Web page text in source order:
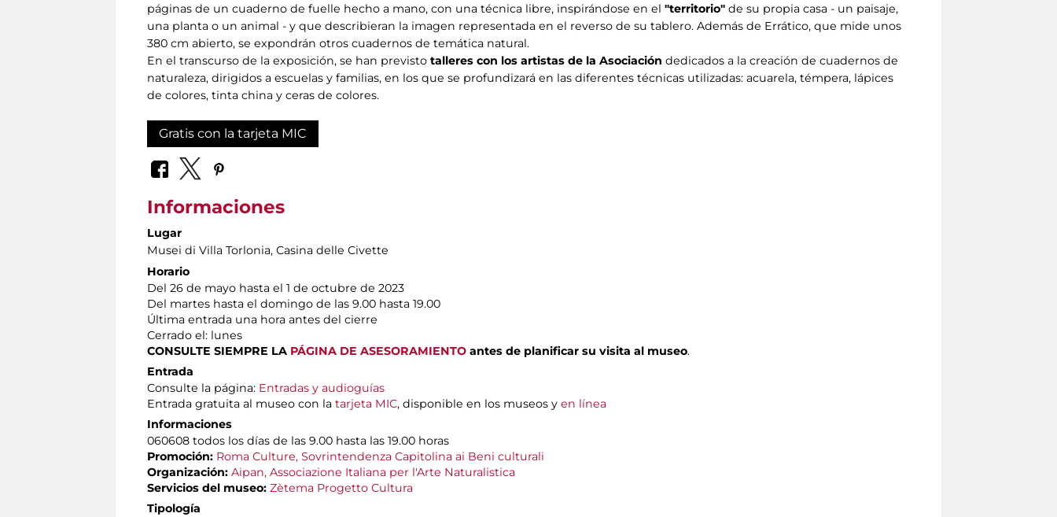
páginas de un cuaderno de fuelle hecho a mano, con una técnica libre, inspirándose en el "territorio" de su propia casa - un paisaje,
una planta o un animal - y que describieran la imagen representada en el reverso de su tablero. Además de Errático, que mide unos
380 cm abierto, se expondrán otros cuadernos de temática natural.
En el transcurso de la exposición, se han previsto talleres con los artistas de la Asociación dedicados a la creación de cuadernos de
naturaleza, dirigidos a escuelas y familias, en los que se profundizará en las diferentes técnicas utilizadas: acuarela, témpera, lápices
de colores, tinta china y ceras de colores.
Gratis con la tarjeta MIC
Informaciones
Lugar
Musei di Villa Torlonia, Casina delle Civette
Horario
Del 26 de mayo hasta el 1 de octubre de 2023
Del martes hasta el domingo de las 9.00 hasta 19.00
Última entrada una hora antes del cierre
Cerrado el: lunes
CONSULTE SIEMPRE LA PÁGINA DE ASESORAMIENTO antes de planificar su visita al museo.
Entrada
Consulte la página: Entradas y audioguías
Entrada gratuita al museo con la tarjeta MIC, disponible en los museos y en línea
Informaciones
060608 todos los días de las 9.00 hasta las 19.00 horas
Promoción: Roma Culture, Sovrintendenza Capitolina ai Beni culturali
Organización: Aipan, Associazione Italiana per l'Arte Naturalistica
Servicios del museo: Zètema Progetto Cultura
Tipología